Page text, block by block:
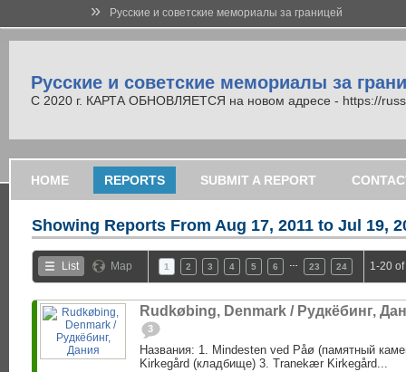
» Русские и советские мемориалы за границей
Русские и советские мемориалы за
С 2020 г. КАРТА ОБНОВЛЯЕТСЯ на новом адресе - https://
HOME REPORTS SUBMIT A REPORT
Showing Reports From Aug 17, 2011 to Jul 19,
List Map 1 2 3 4 5 6 23 24 1-20
Rudkøbing, Denmark / Рудкёбинг,
3
Названия: 1. Mindesten ved Påø (памятный
Kirkegård (кладбище) 3. Tranekær Kirkegård...